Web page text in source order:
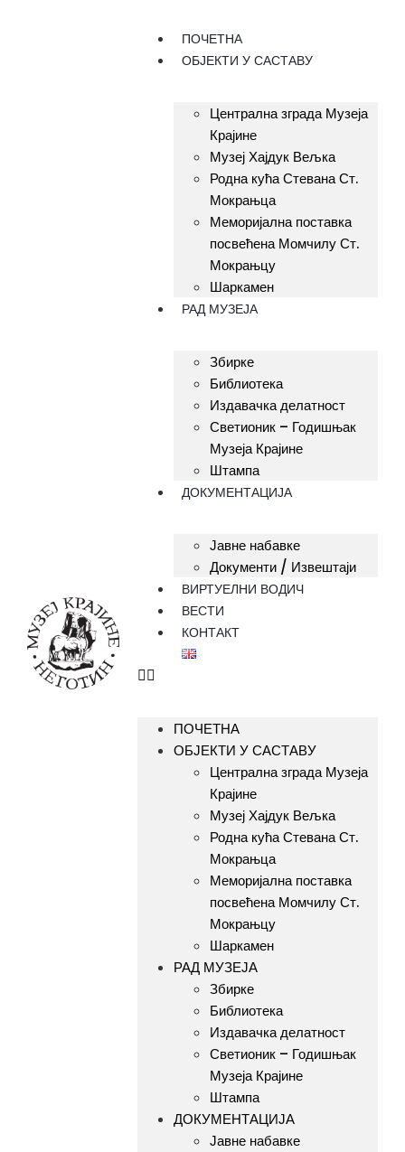
ПОЧЕТНА
ОБЈЕКТИ У САСТАВУ
Централна зграда Музеја
Крајине
Музеј Хајдук Вељка
Родна кућа Стевана Ст.
Мокрањца
Меморијална поставка
посвећена Момчилу Ст.
Мокрањцу
Шаркамен
РАД МУЗЕЈА
Збирке
Библиотека
Издавачка делатност
Светионик – Годишњак
Музеја Крајине
Штампа
ДОКУМЕНТАЦИЈА
Јавне набавке
Документи / Извештаји
ВИРТУЕЛНИ ВОДИЧ
ВЕСТИ
КОНТАКТ
ПОЧЕТНА
ОБЈЕКТИ У САСТАВУ
Централна зграда Музеја
Крајине
Музеј Хајдук Вељка
Родна кућа Стевана Ст.
Мокрањца
Меморијална поставка
посвећена Момчилу Ст.
Мокрањцу
Шаркамен
РАД МУЗЕЈА
Збирке
Библиотека
Издавачка делатност
Светионик – Годишњак
Музеја Крајине
Штампа
ДОКУМЕНТАЦИЈА
Јавне набавке